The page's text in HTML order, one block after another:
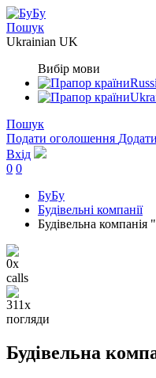
Пошук
Ukrainian UK
Вибір мови
Пошук
Подати оголошення Додати
Вхід
0 0
БуБу
Будівельні компанії
Будівельна
0x
calls
311x
погляди
Будівельна